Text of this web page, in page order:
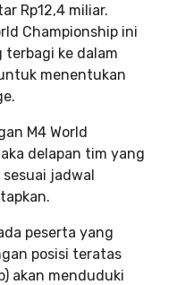
Rp12,4 miliar.
Championship ini
terbagi ke dalam
menentukan
M4 World
delapan tim yang
jadwal
peserta yang
posisi teratas
akan menduduki